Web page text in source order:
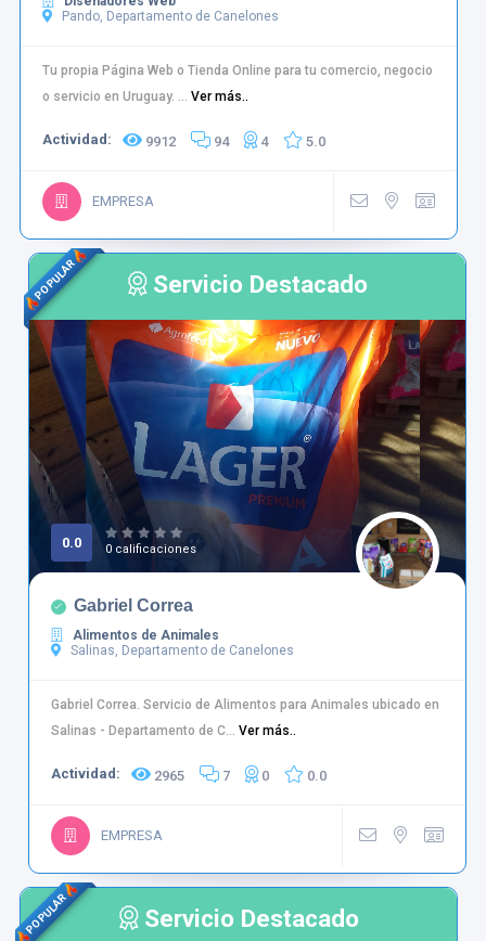
Pando, Departamento de Canelones
Tu propia Página Web o Tienda Online para tu comercio, negocio
o servicio en Uruguay. ... Ver más..
Actividad: 9912 94 4 5.0
EMPRESA
POPULAR Servicio Destacado
0.0 0 calificaciones
Gabriel Correa
Alimentos de Animales
Salinas, Departamento de Canelones
Gabriel Correa. Servicio de Alimentos para Animales ubicado en
Salinas - Departamento de C... Ver más..
Actividad: 2965 7 0 0.0
EMPRESA
POPULAR Servicio Destacado